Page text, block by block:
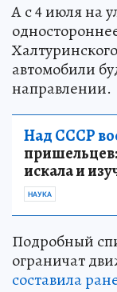
А с 4 июля на
автомобили
направлении.
Над СССР
пришельцев:
искала и
НАУКА
Подробный
ограничат
составила